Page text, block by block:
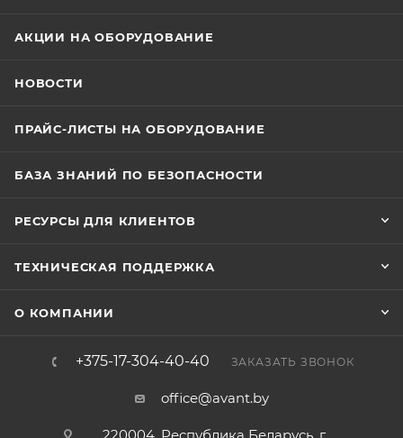
АКЦИИ НА ОБОРУДОВАНИЕ
НОВОСТИ
ПРАЙС-ЛИСТЫ НА ОБОРУДОВАНИЕ
БАЗА ЗНАНИЙ ПО БЕЗОПАСНОСТИ
РЕСУРСЫ ДЛЯ КЛИЕНТОВ
ТЕХНИЧЕСКАЯ ПОДДЕРЖКА
О КОМПАНИИ
+375-17-304-40-40 ЗАКАЗАТЬ ЗВОНОК
office@avant.by